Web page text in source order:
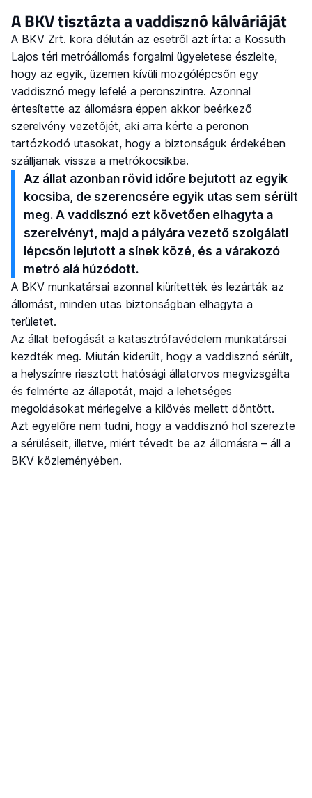
A BKV tisztázta a vaddisznó kálváriáját
A BKV Zrt. kora délután az esetről azt írta: a Kossuth
Lajos téri metróállomás forgalmi ügyeletese észlelte,
hogy az egyik, üzemen kívüli mozgólépcsőn egy
vaddisznó megy lefelé a peronszintre. Azonnal
értesítette az állomásra éppen akkor beérkező
szerelvény vezetőjét, aki arra kérte a peronon
tartózkodó utasokat, hogy a biztonságuk érdekében
szálljanak vissza a metrókocsikba.
Az állat azonban rövid időre bejutott az egyik
kocsiba, de szerencsére egyik utas sem sérült
meg. A vaddisznó ezt követően elhagyta a
szerelvényt, majd a pályára vezető szolgálati
lépcsőn lejutott a sínek közé, és a várakozó
metró alá húzódott.
A BKV munkatársai azonnal kiürítették és lezárták az
állomást, minden utas biztonságban elhagyta a
területet.
Az állat befogását a katasztrófavédelem munkatársai
kezdték meg. Miután kiderült, hogy a vaddisznó sérült,
a helyszínre riasztott hatósági állatorvos megvizsgálta
és felmérte az állapotát, majd a lehetséges
megoldásokat mérlegelve a kilövés mellett döntött.
Azt egyelőre nem tudni, hogy a vaddisznó hol szerezte
a sérüléseit, illetve, miért tévedt be az állomásra – áll a
BKV közleményében.